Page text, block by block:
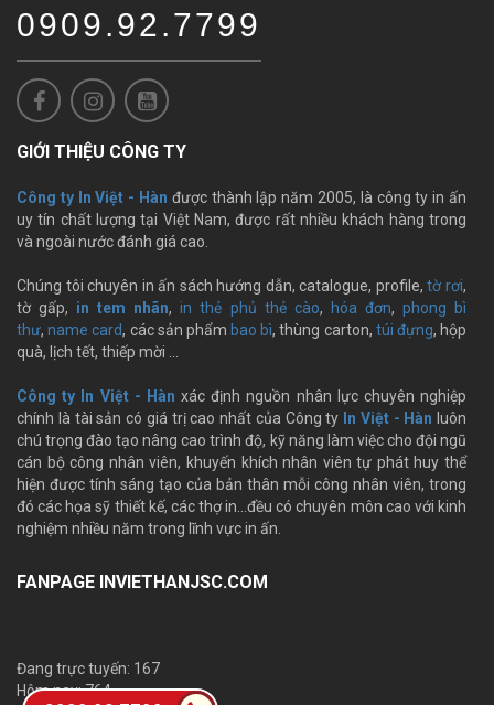
0909.92.7799
GIỚI THIỆU CÔNG TY
Công ty In Việt - Hàn được thành lập năm 2005, là công ty in ấn
uy tín chất lượng tại Việt Nam, được rất nhiều khách hàng trong
và ngoài nước đánh giá cao.
Chúng tôi chuyên in ấn sách hướng dẫn, catalogue, profile,tờ rơi,
tờ gấp, in tem nhãn,in thẻ phủ thẻ cào, hóa đơn, phong bì
thư,name card, các sản phẩm bao bì, thùng carton, túi đựng, hộp
quà, lịch tết, thiếp mời …
Công ty In Việt - Hàn xác định nguồn nhân lực chuyên nghiệp
chính là tài sản có giá trị cao nhất của Công ty In Việt - Hàn luôn
chú trọng đào tạo nâng cao trình độ, kỹ năng làm việc cho đội ngũ
cán bộ công nhân viên, khuyến khích nhân viên tự phát huy thể
hiện được tính sáng tạo của bản thân mỗi công nhân viên, trong
đó các họa sỹ thiết kế, các thợ in…đều có chuyên môn cao với kinh
nghiệm nhiều năm trong lĩnh vực in ấn.
FANPAGE INVIETHANJSC.COM
Đang trực tuyến: 167
Hôm nay: 764